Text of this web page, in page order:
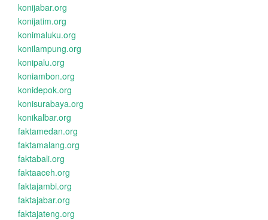
konijabar.org
konijatim.org
konimaluku.org
konilampung.org
konipalu.org
koniambon.org
konidepok.org
konisurabaya.org
konikalbar.org
faktamedan.org
faktamalang.org
faktabali.org
faktaaceh.org
faktajambi.org
faktajabar.org
faktajateng.org